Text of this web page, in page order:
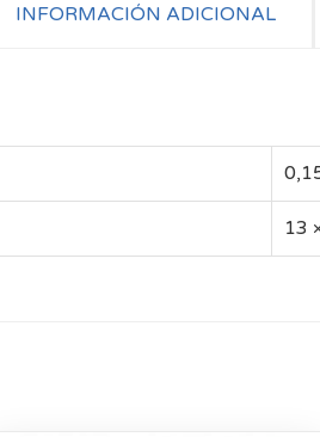
INFORMACIÓN ADICIONAL
13